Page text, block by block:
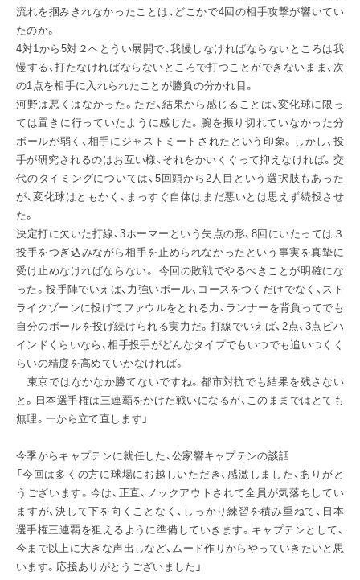
流れを掴みきれなかったことは、どこかで4回の相手攻撃が響いてい
たのか。
4対1から5対２へとうい展開で、我慢しなければならないところは我
慢する、打たなければならないところで打つことができないまま、次
の1点を相手に入れられたことが勝負の分かれ目。
河野は悪くはなかった。ただ、結果から感じることは、変化球に限っ
ては置きに行っていたように感じた。腕を振り切れていなかった分
ボールが弱く、相手にジャストミートされたという印象。しかし、投
手が研究されるのはお互い様、それをかいくぐって抑えなければ。交
代のタイミングについては、5回頭から2人目という選択肢もあった
が、変化球はともかく、まっすぐ自体はまだ悪いとは思えず続投させ
た。
決定打に欠いた打線、3ホーマーという失点の形、8回にいたっては３
投手をつぎ込みながら相手を止められなかったという事実を真摯に
受け止めなければならない。 今回の敗戦でやるべきことが明確にな
った。投手陣でいえば、力強いボール、コースをつくだけでなく、スト
ライクゾーンに投げてファウルをとれる力、ランナーを背負ってでも
自分のボールを投げ続けられる実力だ。打線でいえば、2点、3点ビハ
インドくらいなら、相手投手がどんなタイプでもいつでも追いつくく
らいの精度を高めていかなければ。
東京ではなかなか勝てないですね。都市対抗でも結果を残さない
と。日本選手権は三連覇をかけた戦いになるが、このままではとても
無理。一から立て直します」
今季からキャプテンに就任した、公家響キャプテンの談話
「今回は多くの方に球場にお越しいただき、感激しました、ありがと
うございます。今は、正直、ノックアウトされて全員が気落ちしてい
ますが、決して下を向くことなく、しっかり練習を積み重ねて、日本
選手権三連覇を狙えるように準備していきます。キャプテンとして、
今まで以上に大きな声出しなど、ムード作りからやっていきたいと思
います。応援ありがとうございました」